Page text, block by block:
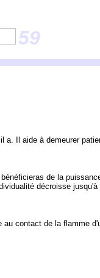
59
Il aide à demeurer
de la
décroisse
contact de la flamme